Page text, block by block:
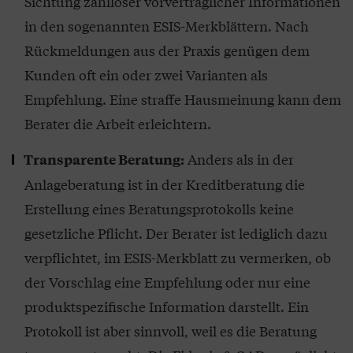
in den sogenannten ESIS-Merkblättern. Nach
Rückmeldungen aus der Praxis genügen dem
Kunden oft ein oder zwei Varianten als
Empfehlung. Eine straffe Hausmeinung kann dem
Berater die Arbeit erleichtern.
Transparente Beratung: Anders als in der
Anlageberatung ist in der Kreditberatung die
Erstellung eines Beratungsprotokolls keine
gesetzliche Pflicht. Der Berater ist lediglich dazu
verpflichtet, im ESIS-Merkblatt zu vermerken, ob
der Vorschlag eine Empfehlung oder nur eine
produktspezifische Information darstellt. Ein
Protokoll ist aber sinnvoll, weil es die Beratung